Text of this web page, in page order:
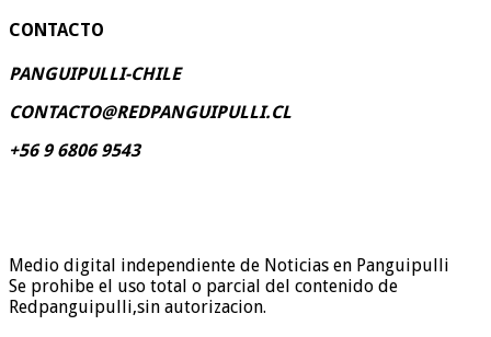
CONTACTO
PANGUIPULLI-CHILE
CONTACTO@REDPANGUIPULLI.CL
+56 9 6806 9543
Medio digital independiente de Noticias en Panguipulli
Se prohibe el uso total o parcial del contenido de
Redpanguipulli,sin autorizacion.